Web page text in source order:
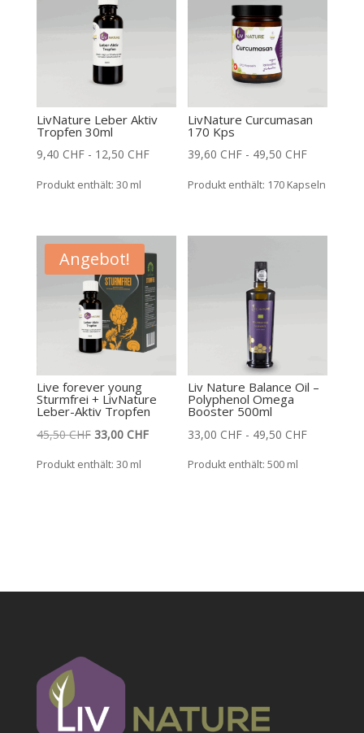
LivNature Leber Aktiv
Tropfen 30ml
9,40 CHF- 12,50 CHF
Produkt enthält: 30 ml
LivNature Curcumasan
170 Kps
39,60 CHF - 49,50 CHF
Produkt enthält: 170 Kapseln
Angebot!
Live forever young
Sturmfrei + LivNature
Leber-Aktiv Tropfen
45,50CHF Ursprünglicher
33,00 CHFAktueller
Produkt enthält: 30 ml
Liv Nature Balance Oil –
Polyphenol Omega
Booster 500ml
33,00 CHF - 49,50 CHF
Produkt enthält: 500 ml